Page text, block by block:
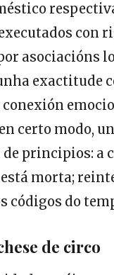
con
asociacións
exactitude
certo modo,
de principios: a
morta;
códigos do
de circo